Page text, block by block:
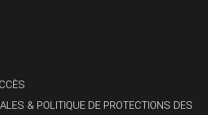
& POLITIQUE DE PROTECTIONS DES